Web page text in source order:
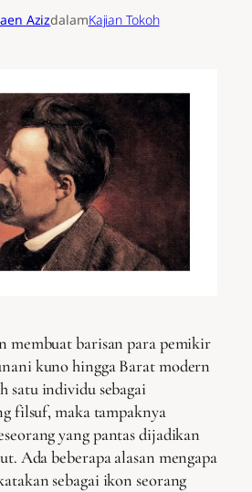
AzizdalamKajian Tokoh
membuat barisan para pemikir
kuno hingga Barat modern
satu individu sebagai
filsuf, maka tampaknya
yang pantas dijadikan
Ada beberapa alasan mengapa
sebagai ikon seorang